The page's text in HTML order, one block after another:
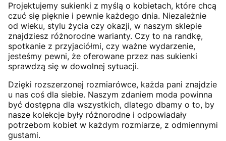
Projektujemy sukienki z myślą o kobietach, które chcą
czuć się pięknie i pewnie każdego dnia. Niezależnie
od wieku, stylu życia czy okazji, w naszym sklepie
znajdziesz różnorodne warianty. Czy to na randkę,
spotkanie z przyjaciółmi, czy ważne wydarzenie,
jesteśmy pewni, że oferowane przez nas sukienki
sprawdzą się w dowolnej sytuacji.
Dzięki rozszerzonej rozmiarówce, każda pani znajdzie
u nas coś dla siebie. Naszym zdaniem moda powinna
być dostępna dla wszystkich, dlatego dbamy o to, by
nasze kolekcje były różnorodne i odpowiadały
potrzebom kobiet w każdym rozmiarze, z odmiennymi
gustami.